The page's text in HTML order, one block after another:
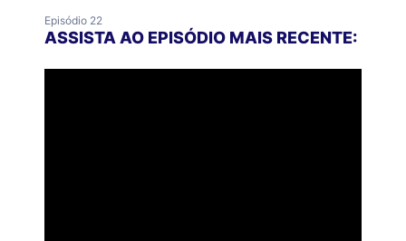
Episódio 22
ASSISTA AO EPISÓDIO MAIS RECENTE: